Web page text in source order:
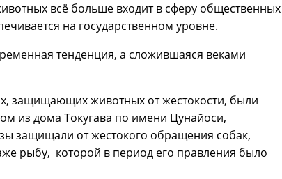
всё больше входит в сферу общественных
на государственном уровне.
тенденция, а сложившаяся веками
защищающих животных от жестокости, были
из дома Токугава по имени Цунайоси,
защищали от жестокого обращения собак,
рыбу, которой в период его правления было